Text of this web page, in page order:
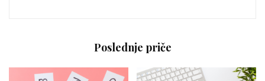
Poslednje priče